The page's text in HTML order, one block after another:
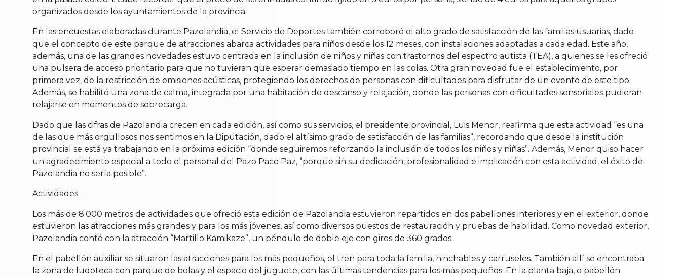
organizados desde los ayuntamientos de la provincia.
En las encuestas elaboradas durante Pazolandia, el Servicio de Deportes también corroboró el alto grado de satisfacción de las familias usuarias, dado
que el concepto de este parque de atracciones abarca actividades para niños desde los 12 meses, con instalaciones adaptadas a cada edad. Este año,
además, una de las grandes novedades estuvo centrada en la inclusión de niños y niñas con trastornos del espectro autista (TEA), a quienes se les ofreció
una pulsera de acceso prioritario para que no tuvieran que esperar demasiado tiempo en las colas. Otra gran novedad fue el establecimiento, por
primera vez, de la restricción de emisiones acústicas, protegiendo los derechos de personas con dificultades para disfrutar de un evento de este tipo.
Además, se habilitó una zona de calma, integrada por una habitación de descanso y relajación, donde las personas con dificultades sensoriales pudieran
relajarse en momentos de sobrecarga.
Dado que las cifras de Pazolandia crecen en cada edición, así como sus servicios, el presidente provincial, Luis Menor, reafirma que esta actividad “es una
de las que más orgullosos nos sentimos en la Diputación, dado el altísimo grado de satisfacción de las familias”, recordando que desde la institución
provincial se está ya trabajando en la próxima edición “donde seguiremos reforzando la inclusión de todos los niños y niñas”. Además, Menor quiso hacer
un agradecimiento especial a todo el personal del Pazo Paco Paz, “porque sin su dedicación, profesionalidad e implicación con esta actividad, el éxito de
Pazolandia no sería posible”.
Actividades
Los más de 8.000 metros de actividades que ofreció esta edición de Pazolandia estuvieron repartidos en dos pabellones interiores y en el exterior, donde
estuvieron las atracciones más grandes y para los más jóvenes, así como diversos puestos de restauración y pruebas de habilidad. Como novedad exterior,
Pazolandia contó con la atracción “Martillo Kamikaze”, un péndulo de doble eje con giros de 360 grados.
En el pabellón auxiliar se situaron las atracciones para los más pequeños, el tren para toda la familia, hinchables y carruseles. También allí se encontraba
la zona de ludoteca con parque de bolas y el espacio del juguete, con las últimas tendencias para los más pequeños. En la planta baja, o pabellón